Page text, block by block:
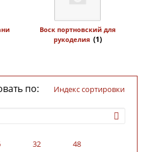
Воск портновский для
рукоделия (1)
по: индекс сортировки
32 48